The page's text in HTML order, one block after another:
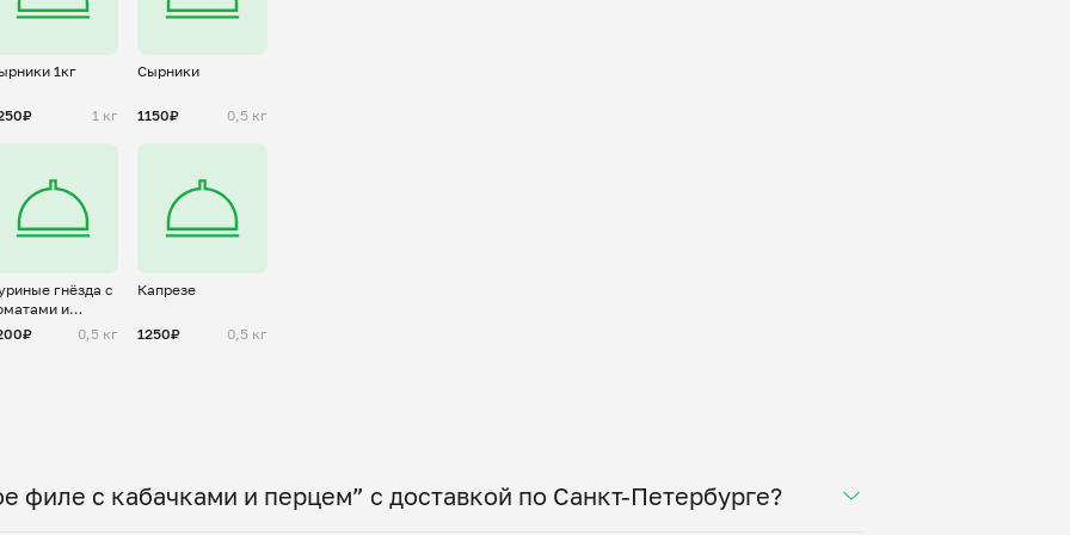
1кг
1 кг
Сырники
1150₽ 0,5 кг
гнёзда с
и
0,5 кг
Капрезе
1250₽ 0,5 кг
филе с кабачками и перцем” с доставкой по Санкт-Петербурге?